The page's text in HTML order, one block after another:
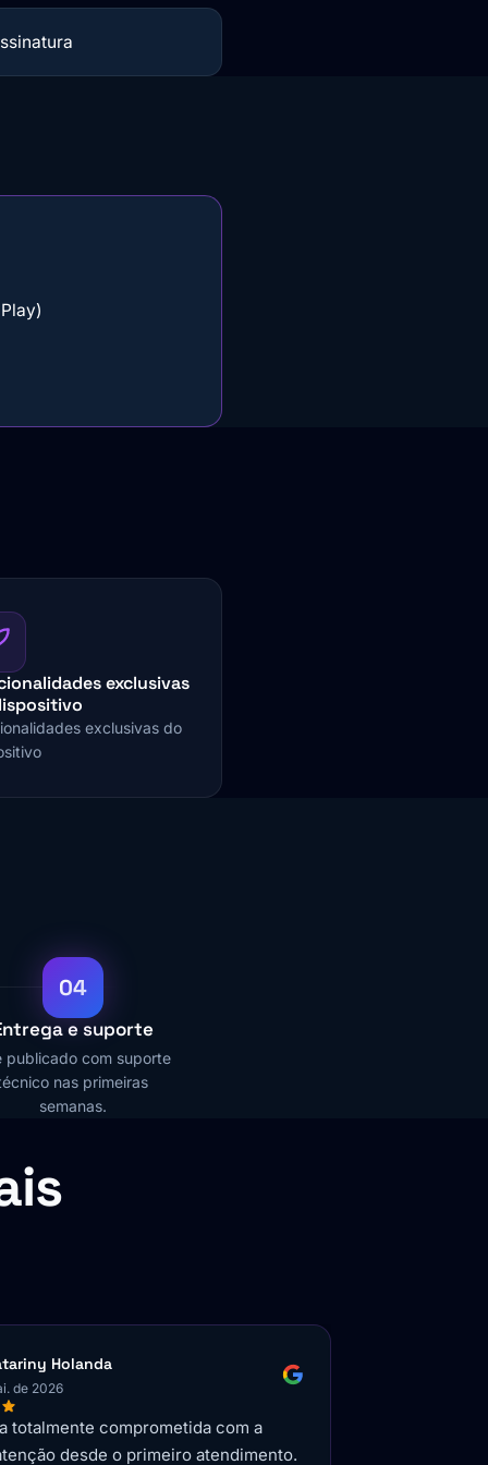
exclusivas
exclusivas do
04
e suporte
publicado com suporte
nas primeiras
semanas.
Dias
de 2026
extremamente competentes.
os requisitos do negócio e